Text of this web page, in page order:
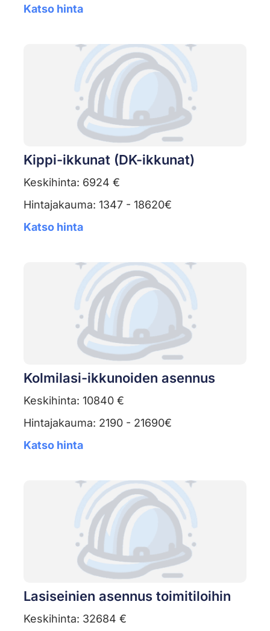
Katso hinta
Kippi-ikkunat (DK-ikkunat)
Keskihinta: 6924 €
Hintajakauma: 1347 - 18620€
Katso hinta
Kolmilasi-ikkunoiden asennus
Keskihinta: 10840 €
Hintajakauma: 2190 - 21690€
Katso hinta
Lasiseinien asennus toimitiloihin
Keskihinta: 32684 €